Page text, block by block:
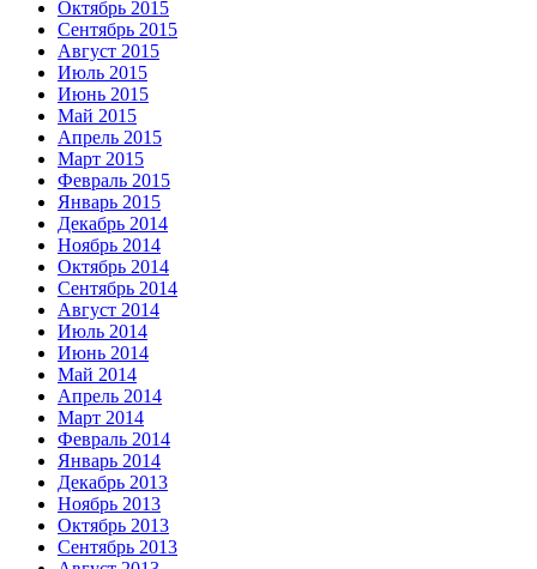
Октябрь 2015
Сентябрь 2015
Август 2015
Июль 2015
Июнь 2015
Май 2015
Апрель 2015
Март 2015
Февраль 2015
Январь 2015
Декабрь 2014
Ноябрь 2014
Октябрь 2014
Сентябрь 2014
Август 2014
Июль 2014
Июнь 2014
Май 2014
Апрель 2014
Март 2014
Февраль 2014
Январь 2014
Декабрь 2013
Ноябрь 2013
Октябрь 2013
Сентябрь 2013